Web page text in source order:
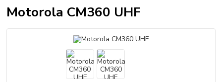
Motorola CM360 UHF